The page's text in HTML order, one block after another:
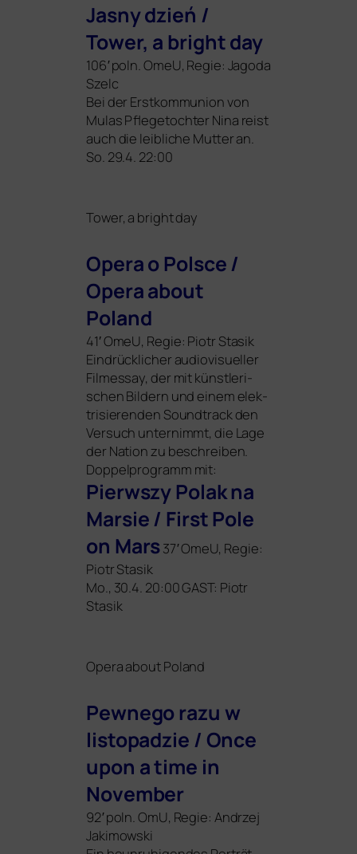
Jasny dzień /
Tower, a bright day
106′ poln. OmeU, Regie: Jagoda
Szelc
Bei der Erstkommunion von
Mulas Pflegetochter Nina reist
auch die leib­li­che Mutter an.
So. 29.4. 22:00
Tower, a bright day
Opera o Polsce /
Opera about
Poland
41′OmeU, Regie: Piotr Stasik
Eindrücklicher audio­vi­su­el­ler
Filmessay, der mit künst­le­ri­
schen Bildern und einem elek­
tri­sie­ren­den Soundtrack den
Versuch unter­nimmt, die Lage
der Nation zu beschrei­ben.
Doppelprogramm mit:
Pierwszy Polak na
Marsie / First Pole
on Mars37′ OmeU, Regie:
Piotr Stasik
Mo., 30.4. 20:00GAST: Piotr
Stasik
Opera about Poland
Pewnego razu w
lis­topad­zie / Once
upon a time in
November
92′ poln. OmU, Regie: Andrzej
Jakimowski